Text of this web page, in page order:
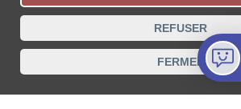
Statut De La
Recherche des offices de
Protection des données
Conditions d’utilisation
REFUSER
FERMER